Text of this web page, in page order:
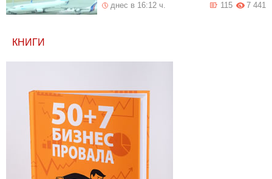
днес в 16:12 ч. 7 441
115
КНИГИ